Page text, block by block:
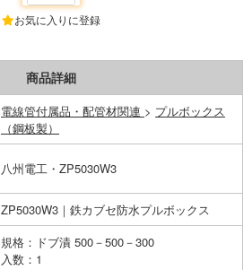
お気に入りに登録
商品詳細
電線管付属品・配管材関連 > プルボックス
（鋼板製）
八州電工・ZP5030W3
ZP5030W3｜鉄カブセ防水プルボックス
規格：ドブ漬 500－500－300
入数：1